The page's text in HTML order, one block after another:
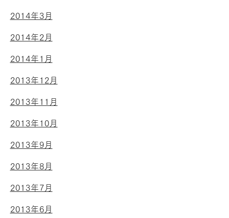
2014年3月
2014年2月
2014年1月
2013年12月
2013年11月
2013年10月
2013年9月
2013年8月
2013年7月
2013年6月